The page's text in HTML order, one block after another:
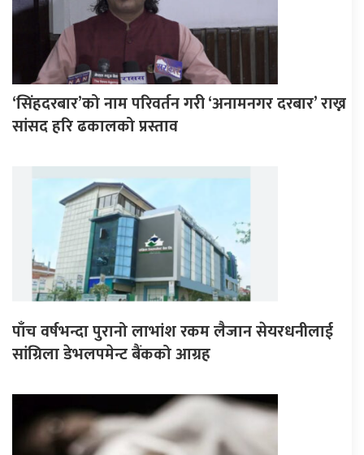
‘सिंहदरबार’को नाम परिवर्तन गरी ‘अनामनगर दरबार’ राख्न
सांसद हरि ढकालको प्रस्ताव
पाँच वर्षभन्दा पुरानो लाभांश रकम लैजान सेयरधनीलाई
सांग्रिला डेभलपमेन्ट बैंकको आग्रह